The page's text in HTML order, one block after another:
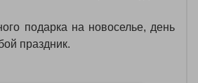
подарка на новоселье, день
праздник.